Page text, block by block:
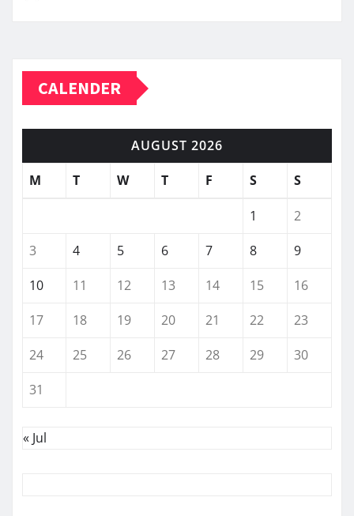
CALENDER
AUGUST 2026
M
T W T F S S
1
2
3
4 5 6 7 8
9
10
11 12 13 14 15
16
17
18 19 20 21 22
23
24
25 26 27 28 29
30
31
« Jul